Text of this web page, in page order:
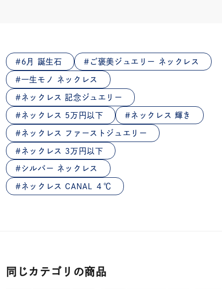
6月 誕生石 ご褒美ジュエリー ネックレス
一生モノ ネックレス
ネックレス 記念ジュエリー
ネックレス 5万円以下 ネックレス 輝き
ネックレス ファーストジュエリー
ネックレス 3万円以下
シルバー ネックレス
ネックレス CANAL ４℃
同じカテゴリの商品